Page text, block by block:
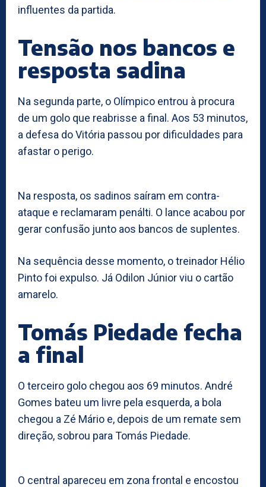
influentes da partida.
Tensão nos bancos e
resposta sadina
Na segunda parte, o Olímpico entrou à procura
de um golo que reabrisse a final. Aos 53 minutos,
a defesa do Vitória passou por dificuldades para
afastar o perigo.
Na resposta, os sadinos saíram em contra-
ataque e reclamaram penálti. O lance acabou por
gerar confusão junto aos bancos de suplentes.
Na sequência desse momento, o treinador Hélio
Pinto foi expulso. Já Odilon Júnior viu o cartão
amarelo.
Tomás Piedade fecha
a final
O terceiro golo chegou aos 69 minutos. André
Gomes bateu um livre pela esquerda, a bola
chegou a Zé Mário e, depois de um remate sem
direção, sobrou para Tomás Piedade.
O central apareceu em zona frontal e encostou